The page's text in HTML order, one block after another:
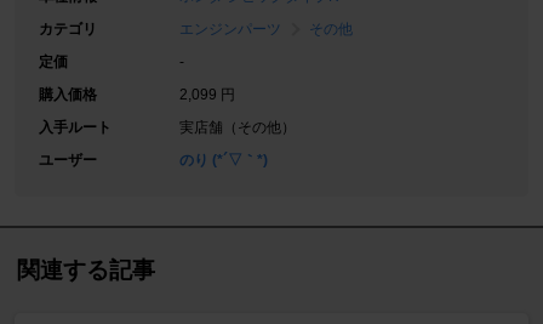
カテゴリ
エンジンパーツ
その他
定価
-
購入価格
2,099 円
入手ルート
実店舗（その他）
ユーザー
のり (*´▽｀*)
関連する記事